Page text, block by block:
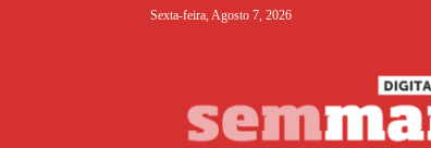
Sexta-feira, Agosto 7, 2026